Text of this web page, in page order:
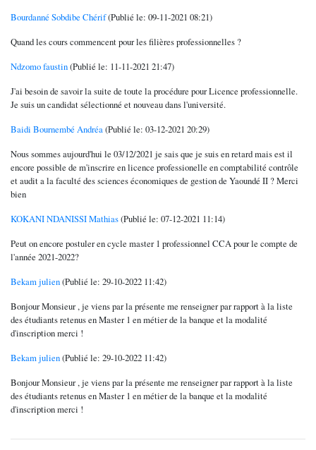
Bourdanné Sobdibe Chérif(Publié le: 09-11-2021 08:21)
Quand les cours commencent pour les filières professionnelles ?
Ndzomo faustin(Publié le: 11-11-2021 21:47)
J'ai besoin de savoir la suite de toute la procédure pour Licence professionnelle.
Je suis un candidat sélectionné et nouveau dans l'université.
Baidi Bournembé Andréa(Publié le: 03-12-2021 20:29)
Nous sommes aujourd'hui le 03/12/2021 je sais que je suis en retard mais est il
encore possible de m'inscrire en licence professionelle en comptabilité contrôle
et audit a la faculté des sciences économiques de gestion de Yaoundé II ? Merci
bien
KOKANI NDANISSI Mathias(Publié le: 07-12-2021 11:14)
Peut on encore postuler en cycle master 1 professionnel CCA pour le compte de
l'année 2021-2022?
Bekam julien(Publié le: 29-10-2022 11:42)
Bonjour Monsieur , je viens par la présente me renseigner par rapport à la liste
des étudiants retenus en Master 1 en métier de la banque et la modalité
d'inscription merci !
Bekam julien(Publié le: 29-10-2022 11:42)
Bonjour Monsieur , je viens par la présente me renseigner par rapport à la liste
des étudiants retenus en Master 1 en métier de la banque et la modalité
d'inscription merci !